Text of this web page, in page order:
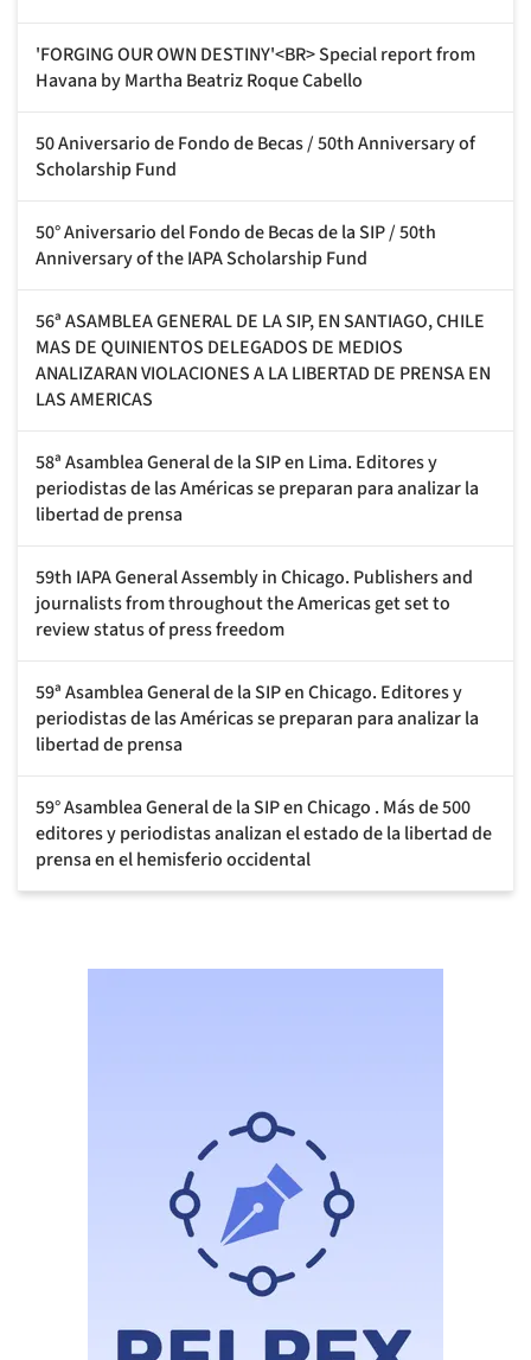
'FORGING OUR OWN DESTINY'<BR> Special report from
Havana by Martha Beatriz Roque Cabello
50 Aniversario de Fondo de Becas / 50th Anniversary of
Scholarship Fund
50° Aniversario del Fondo de Becas de la SIP / 50th
Anniversary of the IAPA Scholarship Fund
56ª ASAMBLEA GENERAL DE LA SIP, EN SANTIAGO, CHILE
MAS DE QUINIENTOS DELEGADOS DE MEDIOS
ANALIZARAN VIOLACIONES A LA LIBERTAD DE PRENSA EN
LAS AMERICAS
58ª Asamblea General de la SIP en Lima. Editores y
periodistas de las Américas se preparan para analizar la
libertad de prensa
59th IAPA General Assembly in Chicago. Publishers and
journalists from throughout the Americas get set to
review status of press freedom
59ª Asamblea General de la SIP en Chicago. Editores y
periodistas de las Américas se preparan para analizar la
libertad de prensa
59° Asamblea General de la SIP en Chicago . Más de 500
editores y periodistas analizan el estado de la libertad de
prensa en el hemisferio occidental